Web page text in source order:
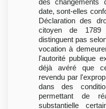
des changements
date, sont-elles
Déclaration des
citoyen de
distinguent pas
vocation à
l'autorité publique
déjà avéré que
revendu par
dans des
permettant de
substantielle